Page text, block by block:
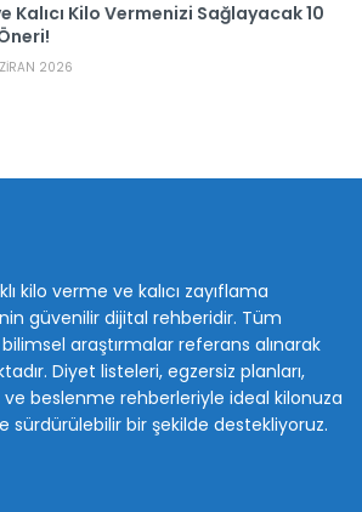
Kalıcı Kilo Vermenizi Sağlayacak 10
2026
kilo verme ve kalıcı zayıflama
güvenilir dijital rehberidir. Tüm
araştırmalar referans alınarak
Diyet listeleri, egzersiz planları,
beslenme rehberleriyle ideal kilonuza
sürdürülebilir bir şekilde destekliyoruz.